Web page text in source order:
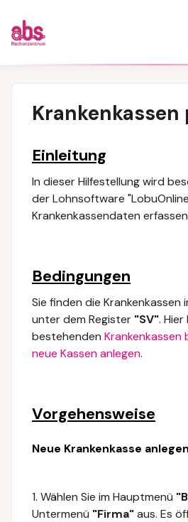
Krankenkassen
Einleitung
In dieser Hilfestellung wird
der Lohnsoftware
Krankenkassendaten
Bedingungen
Sie finden die Krankenkassen
unter dem Register "SV". Hier
bestehenden Krankenkassen
neue Kassen anlegen.
Vorgehensweise
Neue Krankenkasse anlegen
1. Wählen Sie im Hauptmenü
Untermenü "Firma"aus. Es